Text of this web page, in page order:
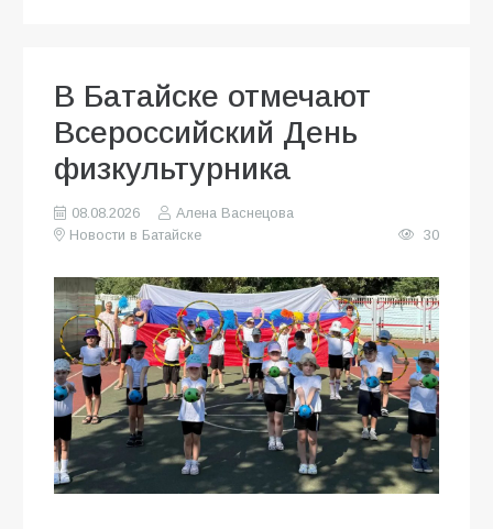
В Батайске отмечают
Всероссийский День
физкультурника
08.08.2026
Алена Васнецова
Новости в Батайске
30